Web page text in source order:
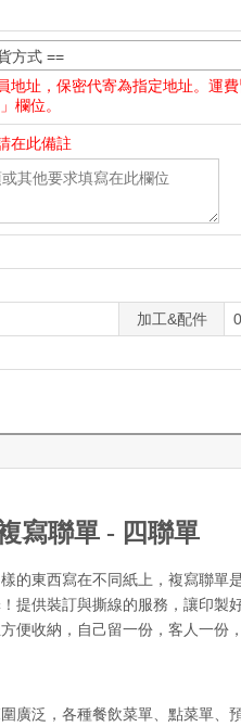
方式 ==
地址，保密代寄為指定地址。運
欄位。
在此備註
加工&配件 0
寫聯單 - 四聯單
的東西寫在不同紙上，複寫聯單
提供裝訂與撕線的服務，讓印製
便收納，自己留一份，客人一份
廣泛，各種餐飲菜單、點菜單、